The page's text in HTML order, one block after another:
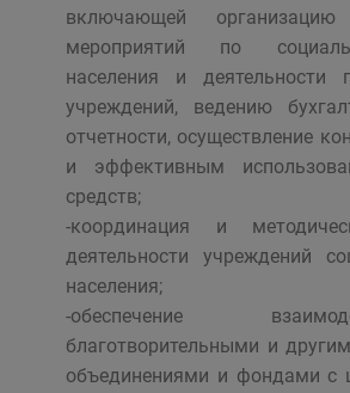
включающей организацию
мероприятий по
населения и деятельности
учреждений, ведению
отчетности, осуществление
и эффективным
средств;
-координация и
деятельности учреждений
населения;
-обеспечение
благотворительными и
объединениями и фондами с